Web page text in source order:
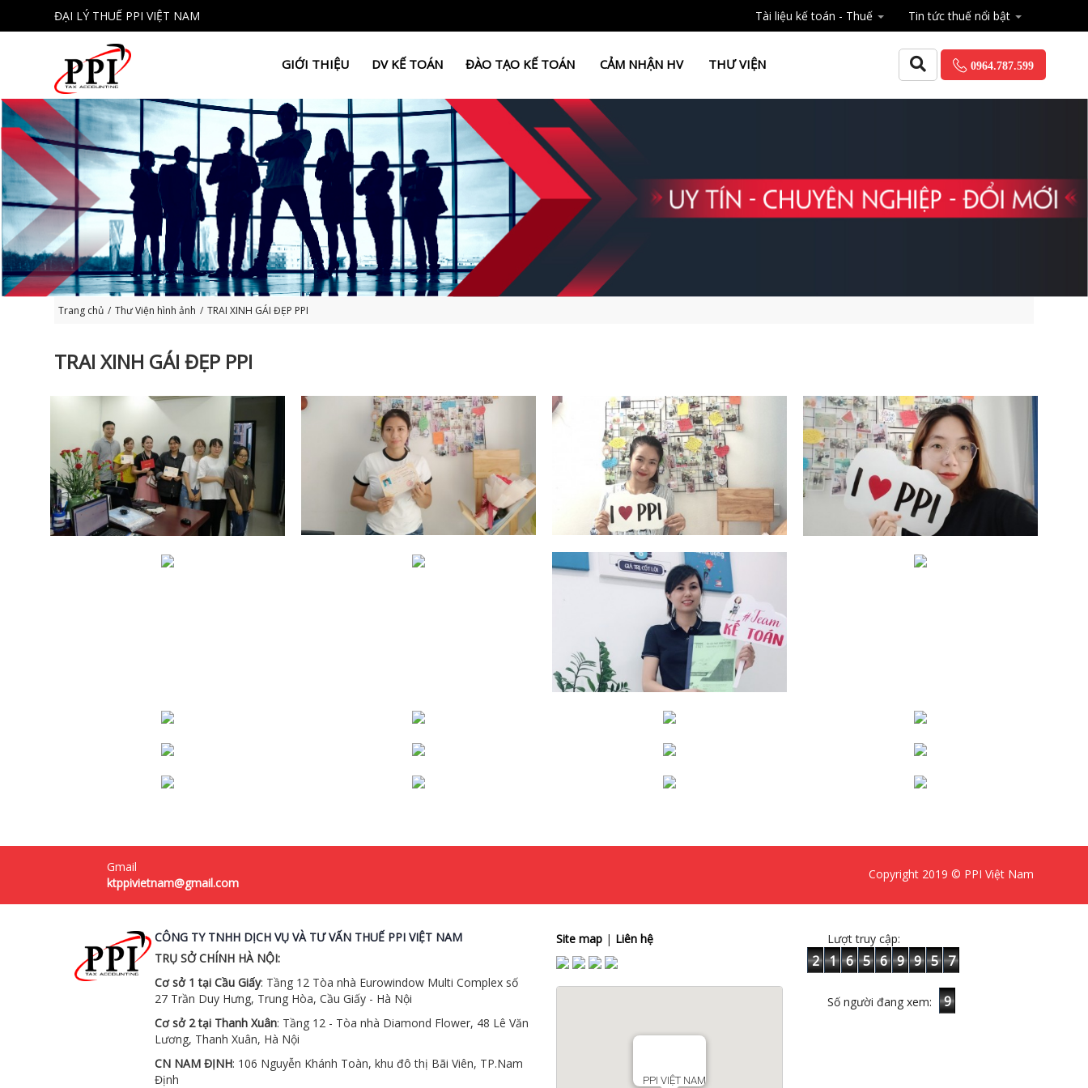
ĐẠI LÝ THUẾ PPI VIỆT NAM Tài liệu kế toán - Thuế Tin tức thuế nổi bật
GIỚI THIỆU DV KẾ TOÁN ĐÀO TẠO KẾ TOÁN CẢM NHẬN HV THƯ VIỆN 0964.787.599
Trang chủ / Thư Viện hình ảnh / TRAI XINH GÁI ĐẸP PPI
TRAI XINH GÁI ĐẸP PPI
Gmail
ktppivietnam@gmail.com
Copyright 2019 © PPI Việt Nam
CÔNG TY TNHH DỊCH VỤ VÀ TƯ VẤN THUẾ PPI VIỆT NAM
TRỤ SỞ CHÍNH HÀ NỘI:
Cơ sở 1 tại Cầu Giấy: Tầng 12 Tòa nhà Eurowindow Multi Complex số
27 Trần Duy Hưng, Trung Hòa, Cầu Giấy - Hà Nội
Cơ sở 2 tại Thanh Xuân: Tầng 12 - Tòa nhà Diamond Flower, 48 Lê Văn
Lương, Thanh Xuân, Hà Nội
CN NAM ĐỊNH: 106 Nguyễn Khánh Toàn, khu đô thị Bãi Viên, TP.Nam
Định
Site map | Liên hệ
PPI VIỆT NAM
Lượt truy cập:
2 1 6 5 6 9 9 5 7
Số người đang xem: 9